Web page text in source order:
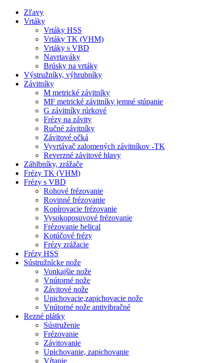
Zľavy
Vrtáky
Vrtáky HSS
Vrtáky TK (VHM)
Vrtáky s VBD
Navrtaváky
Brúsky na vrtáky
Výstružníky, výhrubníky
Závitníky
M metrické závitníky
MF metrické závitníky jemné stúpanie
G závitníky rúrkové
Frézy na závity
Ručné závitníky
Závitové očká
Vyvrtávač zalomených závitníkov -TK
Reverzné závitové hlavy
Záhlbníky, zrážače
Frézy TK (VHM)
Frézy s VBD
Rohové frézovanie
Rovinné frézovanie
Kopírovacie frézovanie
Vysokoposuvové frézovanie
Frézovanie helical
Kotúčové frézy
Frézy zrážacie
Frézy HSS
Sústružnícke nože
Vonkajšie nože
Vnútorné nože
Závitové nože
Upichovacie,zapichovacie nože
Vnútorné nože antivibračné
Rezné plátky
Sústruženie
Frézovanie
Závitovanie
Upichovanie, zapichovanie
Vŕtanie